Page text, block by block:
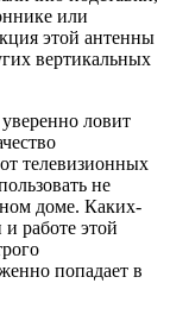
или
этой антенны
вертикальных
ловит
телевизионных
не
доме. Каких-
работе этой
попадает в